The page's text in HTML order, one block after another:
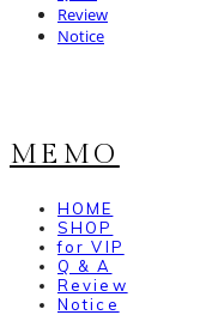
Review
Notice
MEMO
HOME
SHOP
for VIP
Q & A
Review
Notice